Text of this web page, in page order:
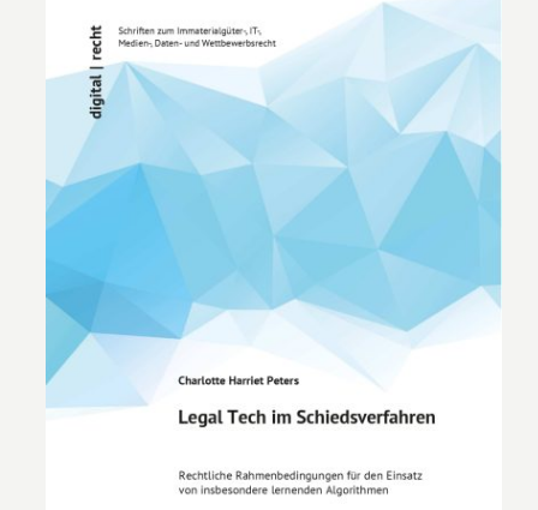
Kontakt und Anfahrt